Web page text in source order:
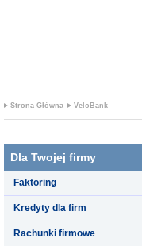
Strona Główna VeloBank
Dla Twojej firmy
Faktoring
Kredyty dla firm
Rachunki firmowe